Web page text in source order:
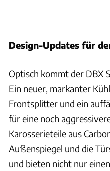
Design-Updates für
Optisch kommt der DBX
Ein neuer, markanter
Frontsplitter und ein
für eine noch
Karosserieteile aus
Außenspiegel und die
und bieten nicht nur